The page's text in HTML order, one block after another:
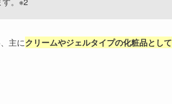
主にクリームやジェルタイプの化粧品とし